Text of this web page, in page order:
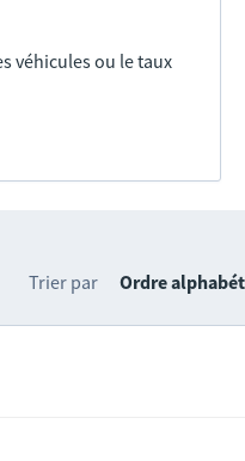
véhicules ou le taux
Trier par Ordre